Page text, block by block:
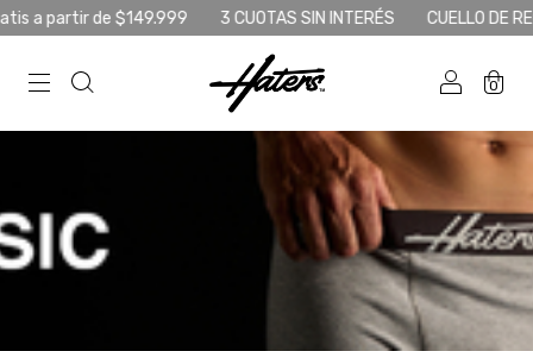
a partir de $149.999 3 CUOTAS SIN INTERÉS CUELLO DE
0